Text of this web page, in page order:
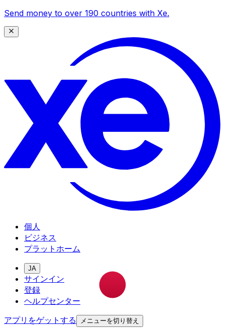
Send money to over 190 countries with Xe.
個人
ビジネス
プラットホーム
JA
サインイン
登録
ヘルプセンター
アプリをゲットする
メニューを切り替え